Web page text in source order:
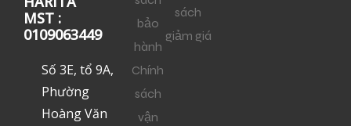
MST :
0109063449
Số 3E, tổ 9A,
Phường
Hoàng Văn
bảo
hành
Chính
sách
vận
sách
giảm giá